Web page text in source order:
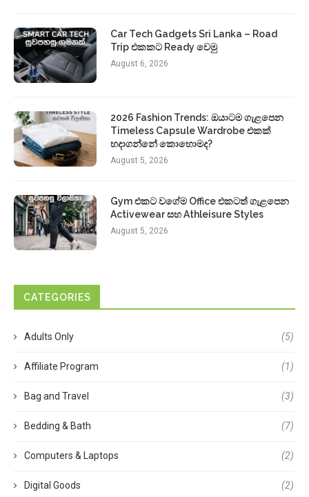
Car Tech Gadgets Sri Lanka – Road
Trip එකකට Ready වෙමු
August 6, 2026
2026 Fashion Trends: ඔයාටම ගැළපෙන
Timeless Capsule Wardrobe එකක්
හදාගන්නේ කොහොමද?
August 5, 2026
Gym එකට වගේම Office එකටත් ගැළපෙන
Activewear සහ Athleisure Styles
August 5, 2026
CATEGORIES
Adults Only (5)
Affiliate Program (1)
Bag and Travel (3)
Bedding & Bath (7)
Computers & Laptops (2)
Digital Goods (2)